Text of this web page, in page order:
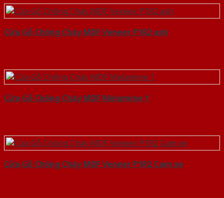
Cửa Gỗ Chống Cháy MDF Veneer P1R2 ash
Cửa Gỗ Chống Cháy MDF Melamine 1
Cửa Gỗ Chống Cháy MDF Veneer P1R2 Cam xe